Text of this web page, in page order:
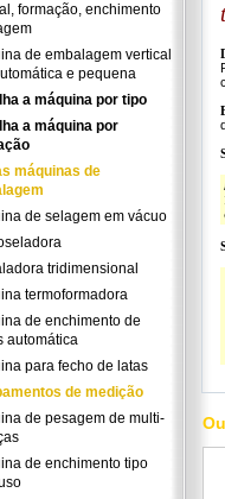
formação, enchimento
de embalagem vertical
e pequena
a máquina por tipo
a máquina por
máquinas de
de selagem em vácuo
tridimensional
termoformadora
de enchimento de
automática
para fecho de latas
de medição
de pesagem de multi-
de enchimento tipo